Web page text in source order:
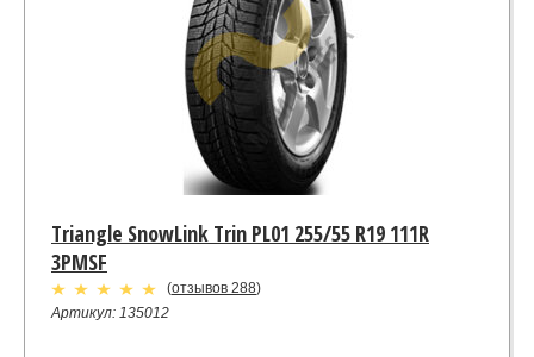
Triangle SnowLink Trin PL01 255/55 R19 111R
3PMSF
(отзывов 288)
Артикул: 135012